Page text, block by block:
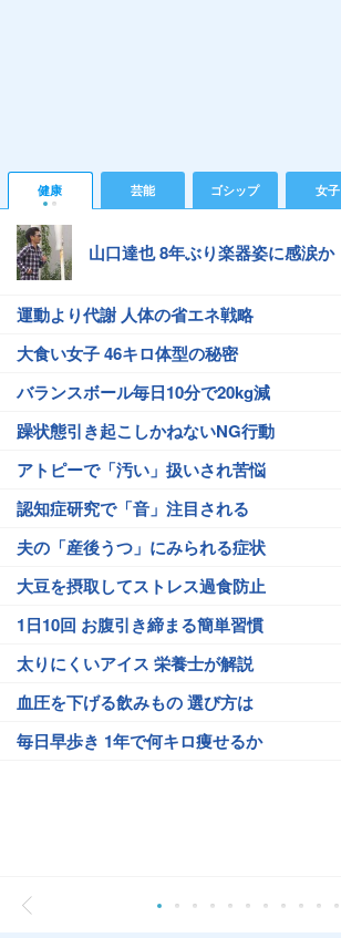
健康 芸能 ゴシップ 女子
山口達也 8年ぶり楽器姿に感涙か
運動より代謝 人体の省エネ戦略
大食い女子 46キロ体型の秘密
バランスボール毎日10分で20kg減
躁状態引き起こしかねないNG行動
アトピーで「汚い」扱いされ苦悩
認知症研究で「音」注目される
夫の「産後うつ」にみられる症状
大豆を摂取してストレス過食防止
1日10回 お腹引き締まる簡単習慣
太りにくいアイス 栄養士が解説
血圧を下げる飲みもの 選び方は
毎日早歩き 1年で何キロ痩せるか